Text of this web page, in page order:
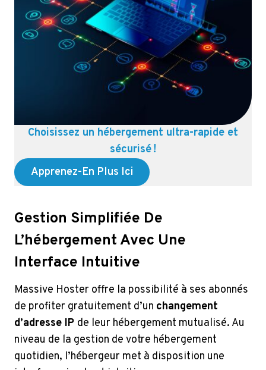
Choisissez un hébergement ultra-rapide et
sécurisé !
Apprenez-En Plus Ici
Gestion Simplifiée De
L’hébergement Avec Une
Interface Intuitive
Massive Hoster offre la possibilité à ses abonnés
de profiter gratuitement d’un changement
d’adresse IP de leur hébergement mutualisé. Au
niveau de la gestion de votre hébergement
quotidien, l’hébergeur met à disposition une